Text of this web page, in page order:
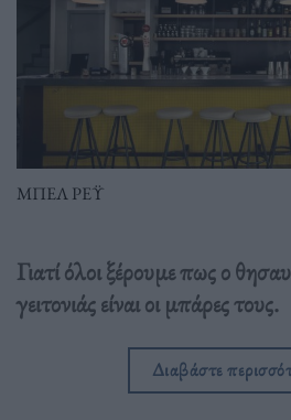
ΜΠΕΛ ΡΕΫ
Γιατί όλοι ξέρουμε πως ο
γειτονιάς είναι οι μπάρες τους.
Διαβάστε